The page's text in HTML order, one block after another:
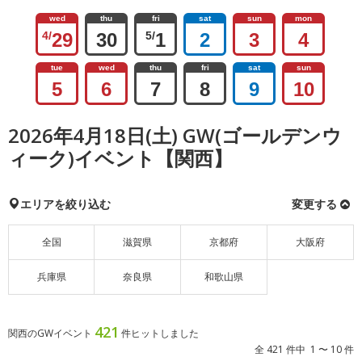
wed
4/29
thu
30
fri
5/1
sat
2
sun
3
mon
4
tue
5
wed
6
thu
7
fri
8
sat
9
sun
10
2026年4月18日(土) GW(ゴールデンウ
ィーク)イベント【関西】
エリアを絞り込む 変更する
全国 滋賀県 京都府 大阪府
兵庫県 奈良県 和歌山県
関西のGWイベント 421 件ヒットしました
全 421 件中 1 〜 10 件